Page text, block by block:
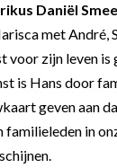
Daniël
met André,
zijn leven
is Hans door
geven aan
in